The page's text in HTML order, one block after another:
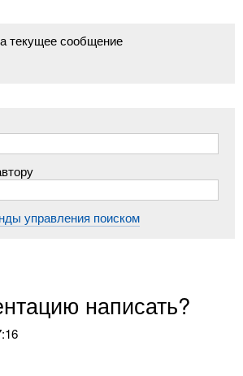
текущее сообщение
управления поиском
написать?